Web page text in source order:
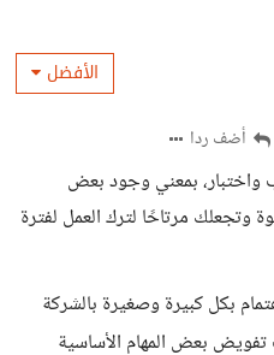
الأفضل
أضف ردا
واختبار، بمعني وجود بعض
وتجعلك مرتاحًا لترك العمل لفترة
بكل كبيرة وصغيرة بالشركة
بعض المهام الأساسية